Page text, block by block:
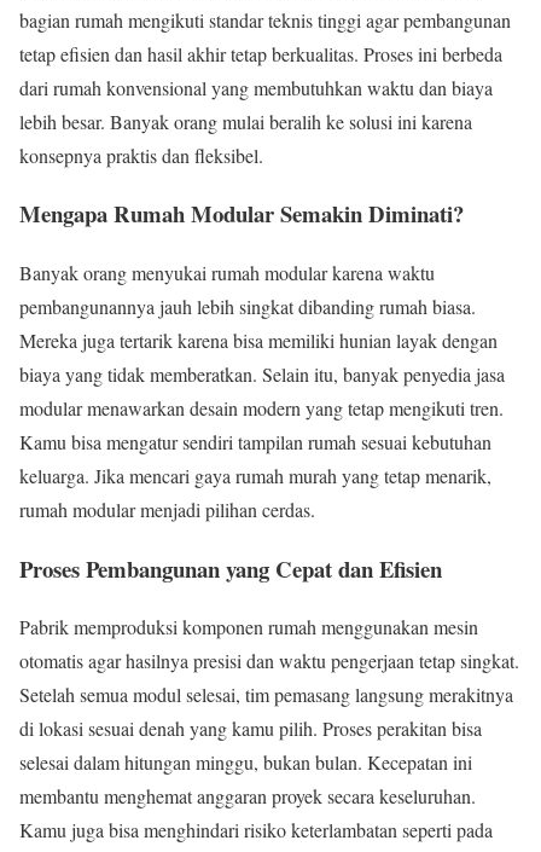
bagian rumah mengikuti standar teknis tinggi agar pembangunan
tetap efisien dan hasil akhir tetap berkualitas. Proses ini berbeda
dari rumah konvensional yang membutuhkan waktu dan biaya
lebih besar. Banyak orang mulai beralih ke solusi ini karena
konsepnya praktis dan fleksibel.
Mengapa Rumah Modular Semakin Diminati?
Banyak orang menyukai rumah modular karena waktu
pembangunannya jauh lebih singkat dibanding rumah biasa.
Mereka juga tertarik karena bisa memiliki hunian layak dengan
biaya yang tidak memberatkan. Selain itu, banyak penyedia jasa
modular menawarkan desain modern yang tetap mengikuti tren.
Kamu bisa mengatur sendiri tampilan rumah sesuai kebutuhan
keluarga. Jika mencari gaya rumah murah yang tetap menarik,
rumah modular menjadi pilihan cerdas.
Proses Pembangunan yang Cepat dan Efisien
Pabrik memproduksi komponen rumah menggunakan mesin
otomatis agar hasilnya presisi dan waktu pengerjaan tetap singkat.
Setelah semua modul selesai, tim pemasang langsung merakitnya
di lokasi sesuai denah yang kamu pilih. Proses perakitan bisa
selesai dalam hitungan minggu, bukan bulan. Kecepatan ini
membantu menghemat anggaran proyek secara keseluruhan.
Kamu juga bisa menghindari risiko keterlambatan seperti pada